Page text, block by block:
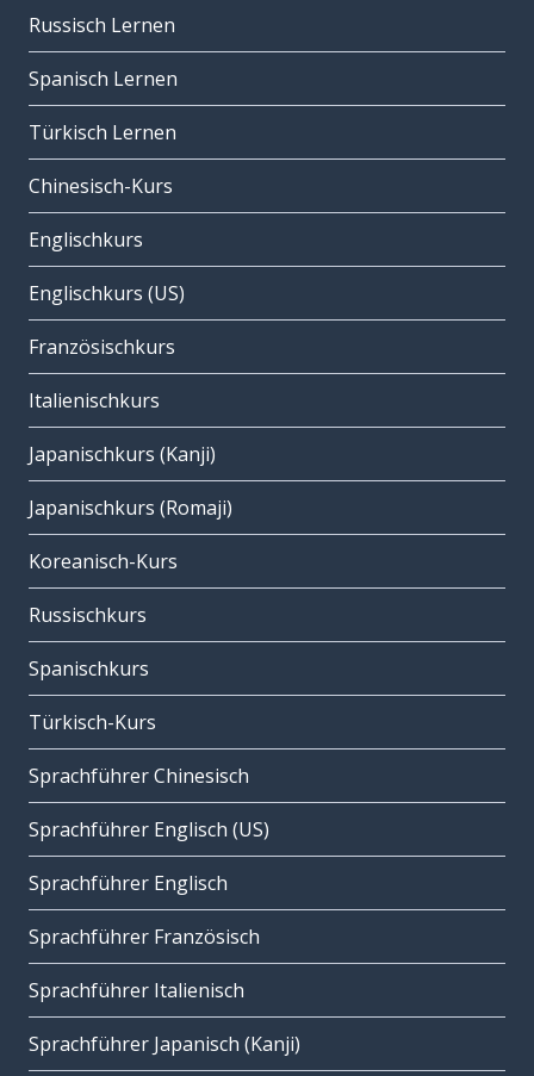
Russisch Lernen
Spanisch Lernen
Türkisch Lernen
Chinesisch-Kurs
Englischkurs
Englischkurs (US)
Französischkurs
Italienischkurs
Japanischkurs (Kanji)
Japanischkurs (Romaji)
Koreanisch-Kurs
Russischkurs
Spanischkurs
Türkisch-Kurs
Sprachführer Chinesisch
Sprachführer Englisch (US)
Sprachführer Englisch
Sprachführer Französisch
Sprachführer Italienisch
Sprachführer Japanisch (Kanji)